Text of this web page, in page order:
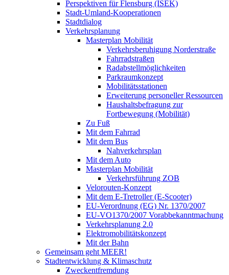
Perspektiven für Flensburg (ISEK)
Stadt-Umland-Kooperationen
Stadtdialog
Verkehrsplanung
Masterplan Mobilität
Verkehrsberuhigung Norderstraße
Fahrradstraßen
Radabstellmöglichkeiten
Parkraumkonzept
Mobilitätsstationen
Erweiterung personeller Ressourcen
Haushaltsbefragung zur
Fortbewegung (Mobilität)
Zu Fuß
Mit dem Fahrrad
Mit dem Bus
Nahverkehrsplan
Mit dem Auto
Masterplan Mobilität
Verkehrsführung ZOB
Velorouten-Konzept
Mit dem E-Tretroller (E-Scooter)
EU-Verordnung (EG) Nr. 1370/2007
EU-VO1370/2007 Vorabbekanntmachung
Verkehrsplanung 2.0
Elektromobilitätskonzept
Mit der Bahn
Gemeinsam geht MEER!
Stadtentwicklung & Klimaschutz
Zweckentfremdung